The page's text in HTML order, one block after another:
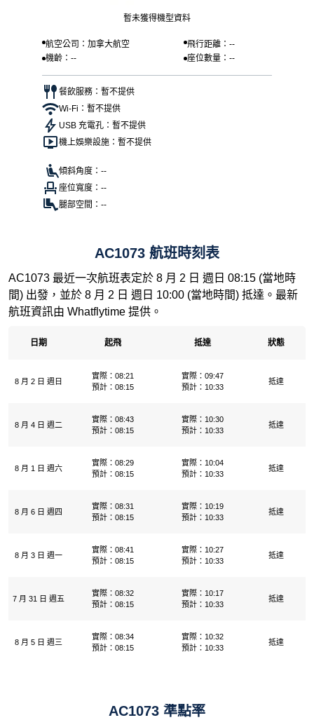
暫未獲得機型資料
航空公司：加拿大航空
飛行距離：--
機齡：--
座位數量：--
餐飲服務：暫不提供
Wi-Fi：暫不提供
USB 充電孔：暫不提供
機上娛樂設施：暫不提供
傾斜角度：--
座位寬度：--
腿部空間：--
AC1073 航班時刻表
AC1073 最近一次航班表定於 8 月 2 日 週日 08:15 (當地時
間) 出發，並於 8 月 2 日 週日 10:00 (當地時間) 抵達。最新
航班資訊由 Whatflytime 提供。
日期 起飛 抵達 狀態
8 月 2 日 週日
實際：08:21
預計：08:15
實際：09:47
預計：10:33
抵達
8 月 4 日 週二
實際：08:43
預計：08:15
實際：10:30
預計：10:33
抵達
8 月 1 日 週六
實際：08:29
預計：08:15
實際：10:04
預計：10:33
抵達
8 月 6 日 週四
實際：08:31
預計：08:15
實際：10:19
預計：10:33
抵達
8 月 3 日 週一
實際：08:41
預計：08:15
實際：10:27
預計：10:33
抵達
7 月 31 日 週五
實際：08:32
預計：08:15
實際：10:17
預計：10:33
抵達
8 月 5 日 週三
實際：08:34
預計：08:15
實際：10:32
預計：10:33
抵達
AC1073 準點率